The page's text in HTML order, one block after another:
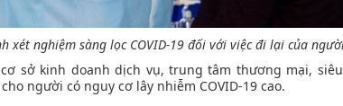
xét nghiệm sàng lọc COVID-19 đối với việc đi lại của
sở kinh doanh dịch vụ, trung tâm thương mại,
người có nguy cơ lây nhiễm COVID-19 cao.